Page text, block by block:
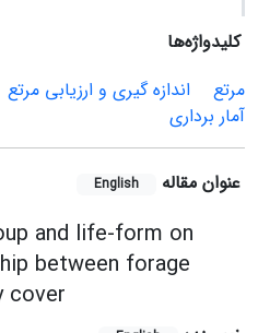
کلیدواژه‌ها
مرتع
اندازه گیری و ارزیابی مرتع
آمار برداری
عنوان مقاله English
and life-form on
between forage
cover